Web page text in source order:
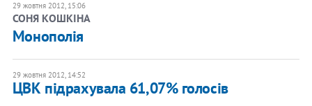
29 жовтня 2012, 15:06
СОНЯ КОШКІНА
Монополія
29 жовтня 2012, 14:52
ЦВК підрахувала 61,07% голосів